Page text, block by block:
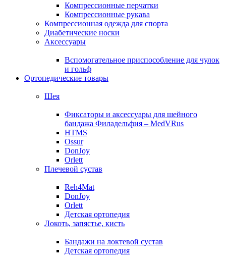
Компрессионные перчатки
Компрессионные рукава
Компрессионная одежда для спорта
Диабетические носки
Аксессуары
Вспомогательное приспособление для чулок
и гольф
Ортопедические товары
Шея
Фиксаторы и аксессуары для шейного
бандажа Филадельфия – MedVRus
HTMS
Ossur
DonJoy
Orlett
Плечевой сустав
Reh4Mat
DonJoy
Orlett
Детская ортопедия
Локоть, запястье, кисть
Бандажи на локтевой сустав
Детская ортопедия